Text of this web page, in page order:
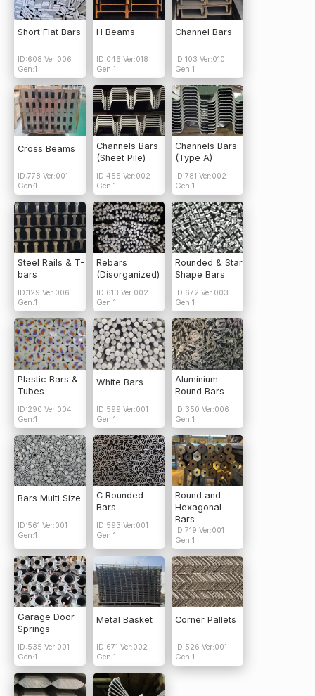
Short Flat Bars
ID:608 Ver:006
Gen:1
H Beams
ID:046 Ver:018
Gen:1
Channel Bars
ID:103 Ver:010
Gen:1
Cross Beams
ID:778 Ver:001
Gen:1
Channels Bars
(Sheet Pile)
ID:455 Ver:002
Gen:1
Channels Bars
(Type A)
ID:781 Ver:002
Gen:1
Steel Rails & T-
bars
ID:129 Ver:006
Gen:1
Rebars
(Disorganized)
ID:613 Ver:002
Gen:1
Rounded & Star
Shape Bars
ID:672 Ver:003
Gen:1
Plastic Bars &
Tubes
ID:290 Ver:004
Gen:1
White Bars
ID:599 Ver:001
Gen:1
Aluminium
Round Bars
ID:350 Ver:006
Gen:1
Bars Multi Size
ID:561 Ver:001
Gen:1
C Rounded
Bars
ID:593 Ver:001
Gen:1
Round and
Hexagonal
Bars
ID:719 Ver:001
Gen:1
Garage Door
Springs
ID:535 Ver:001
Gen:1
Metal Basket
ID:671 Ver:002
Gen:1
Corner Pallets
ID:526 Ver:001
Gen:1